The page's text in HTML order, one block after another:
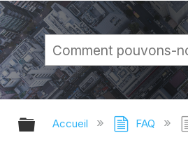
Développer/
Accueil FAQ